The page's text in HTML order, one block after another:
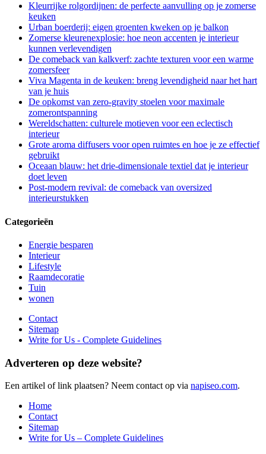
Kleurrijke rolgordijnen: de perfecte aanvulling op je zomerse
keuken
Urban boerderij: eigen groenten kweken op je balkon
Zomerse kleurenexplosie: hoe neon accenten je interieur
kunnen verlevendigen
De comeback van kalkverf: zachte texturen voor een warme
zomersfeer
Viva Magenta in de keuken: breng levendigheid naar het hart
van je huis
De opkomst van zero-gravity stoelen voor maximale
zomerontspanning
Wereldschatten: culturele motieven voor een eclectisch
interieur
Grote aroma diffusers voor open ruimtes en hoe je ze effectief
gebruikt
Oceaan blauw: het drie-dimensionale textiel dat je interieur
doet leven
Post-modern revival: de comeback van oversized
interieurstukken
Categorieën
Energie besparen
Interieur
Lifestyle
Raamdecoratie
Tuin
wonen
Contact
Sitemap
Write for Us - Complete Guidelines
Adverteren op deze website?
Een artikel of link plaatsen? Neem contact op via napiseo.com.
Home
Contact
Sitemap
Write for Us – Complete Guidelines